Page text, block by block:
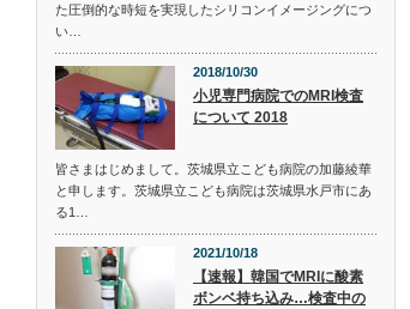
た圧倒的な時短を実現したシリコンイメージングにつ
い…
2018/10/30
小児専門病院でのMRI検査
について 2018
皆さまはじめまして。茨城県立こども病院の加藤綾華
と申します。茨城県立こども病院は茨城県水戸市にあ
る1…
2021/10/18
【速報】韓国でMRIに酸素
ボンベ持ち込み…検査中の